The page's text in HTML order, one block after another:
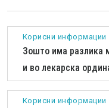
Корисни информации
Зошто има разлика
и во лекарска
Корисни информации